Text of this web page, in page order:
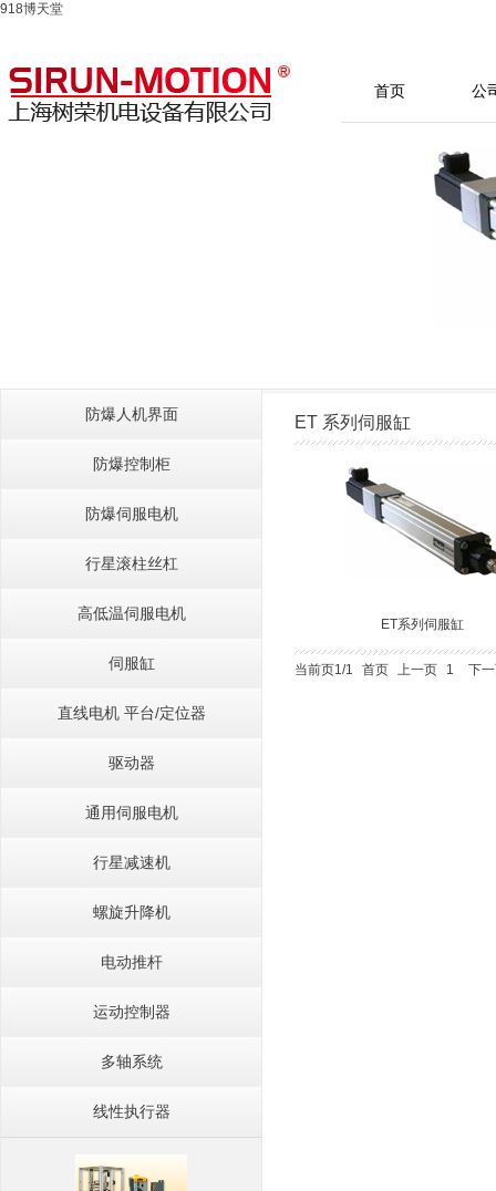
918博天堂
首页 公
ET 系列伺服缸
ET系列伺服缸
当前页1/1 首页 上一页 1 下
防爆人机界面
防爆控制柜
防爆伺服电机
行星滚柱丝杠
高低温伺服电机
伺服缸
直线电机 平台/定位器
驱动器
通用伺服电机
行星减速机
螺旋升降机
电动推杆
运动控制器
多轴系统
线性执行器